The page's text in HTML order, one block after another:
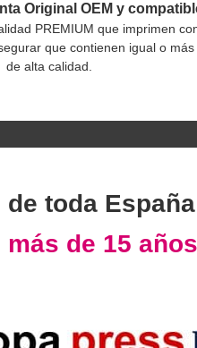
Original OEM y
PREMIUM que imprimen
que contienen igual o
de alta calidad.
toda España
más de 15